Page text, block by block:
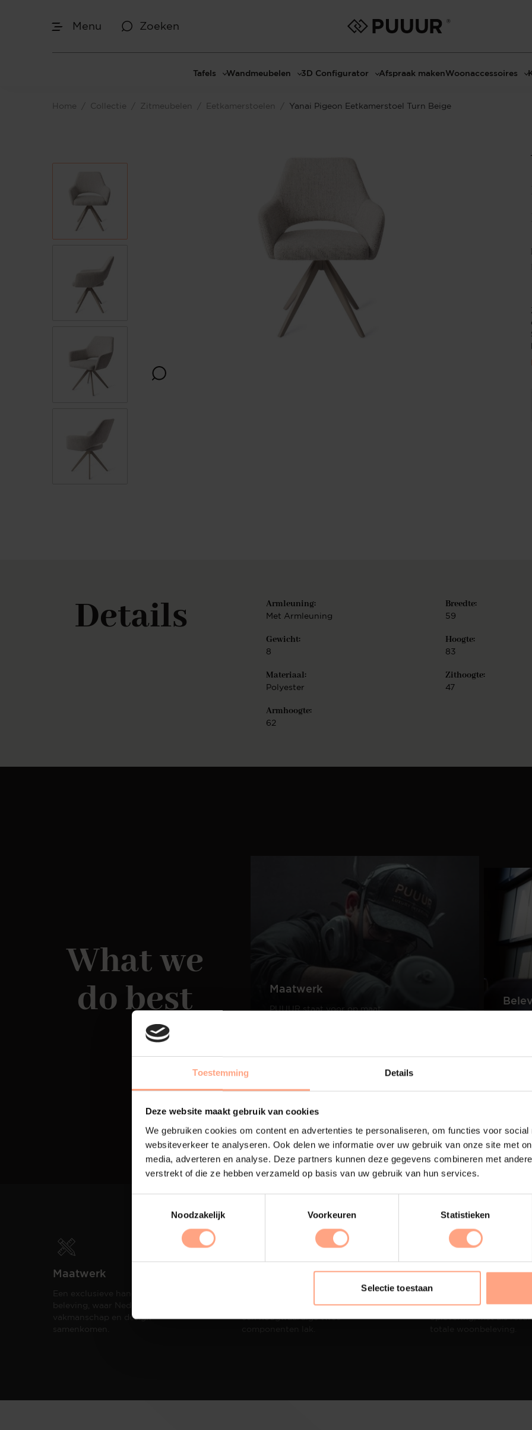
Toestemming Details
Deze website maakt gebruik van cookies
We gebruiken cookies om content en advertenties te personaliseren, om functies voor social
websiteverkeer te analyseren. Ook delen we informatie over uw gebruik van onze site met
media, adverteren en analyse. Deze partners kunnen deze gegevens combineren met
verstrekt of die ze hebben verzameld op basis van uw gebruik van hun services.
Noodzakelijk Voorkeuren Statistieken
Selectie toestaan
Menu Zoeken
Tafels Wandmeubelen
Make-up tafels
3D Configurator Afspraak makenWoonaccessoires
Home / Collectie / Zitmeubelen / Eetkamerstoelen / Yanai Pigeon Eetkamerstoel Turn Beige
Details Armleuning:
Met Armleuning
Breedte:
59
Gewicht:
8
Hoogte:
83
Materiaal:
Polyester
Zithoogte:
47
Armhoogte:
62
What we
do best
Maatwerk
PUUUR staat voor op maat
Lees meer
Maatwerk
Een exclusieve handgemaakte
beleving, waar Nederlands
vakmanschap en design
samenkomen.
De meubelen worden in onze
eigen spuiterij afgewerkt met
een hoogwaardige twee
Interieur inrichting
PUUUR biedt volledige
ontzorging van eerste
oplevering,met als